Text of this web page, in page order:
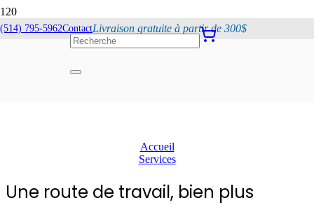
(514) 795-5962ContactLivraison gratuite à partir de 300$
L’Élaboration de
Accueil
Services
Une route de travail, bien plus